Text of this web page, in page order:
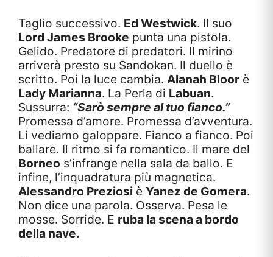
Taglio successivo. Ed Westwick. Il suo
Lord James Brooke punta una pistola.
Gelido. Predatore di predatori. Il mirino
arriverà presto su Sandokan. Il duello è
scritto. Poi la luce cambia. Alanah Bloor è
Lady Marianna. La Perla di Labuan.
Sussurra: “Sarò sempre al tuo fianco.”
Promessa d’amore. Promessa d’avventura.
Li vediamo galoppare. Fianco a fianco. Poi
ballare. Il ritmo si fa romantico. Il mare del
Borneo s’infrange nella sala da ballo. E
infine, l’inquadratura più magnetica.
Alessandro Preziosi è Yanez de Gomera.
Non dice una parola. Osserva. Pesa le
mosse. Sorride. E ruba la scena a bordo
della nave.